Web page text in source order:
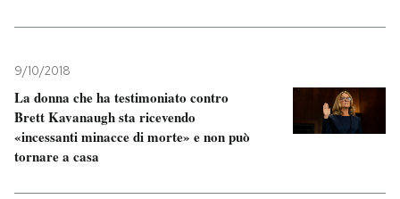
Mondo
Tecnologia
Internet
Scienza
Cultura
Libri
Ok Boomer!
Media
9/10/2018
La donna che ha testimoniato contro
Brett Kavanaugh sta ricevendo
«incessanti minacce di morte» e non può
tornare a casa